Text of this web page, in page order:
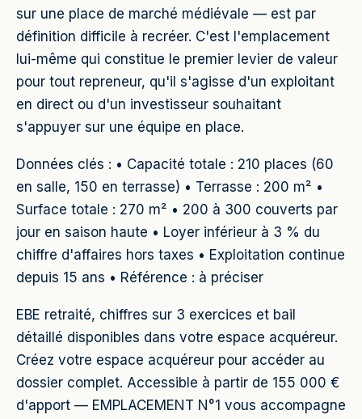
sur une place de marché médiévale — est par
définition difficile à recréer. C'est l'emplacement
lui-même qui constitue le premier levier de valeur
pour tout repreneur, qu'il s'agisse d'un exploitant
en direct ou d'un investisseur souhaitant
s'appuyer sur une équipe en place.
Données clés : • Capacité totale : 210 places (60
en salle, 150 en terrasse) • Terrasse : 200 m² •
Surface totale : 270 m² • 200 à 300 couverts par
jour en saison haute • Loyer inférieur à 3 % du
chiffre d'affaires hors taxes • Exploitation continue
depuis 15 ans • Référence : à préciser
EBE retraité, chiffres sur 3 exercices et bail
détaillé disponibles dans votre espace acquéreur.
Créez votre espace acquéreur pour accéder au
dossier complet. Accessible à partir de 155 000 €
d'apport — EMPLACEMENT N°1 vous accompagne